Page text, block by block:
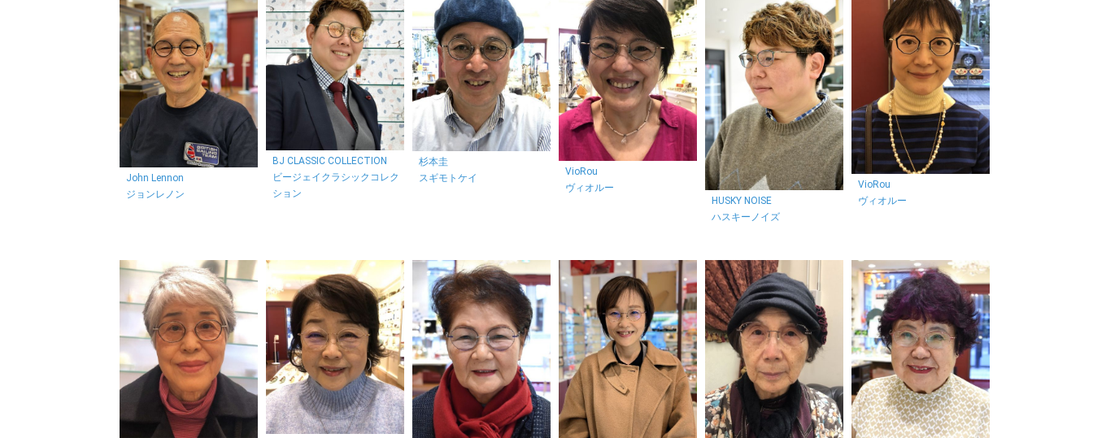
John Lennon
ジョンレノン
BJ CLASSIC COLLECTION
ビージェイクラシックコレク
ション
杉本圭
スギモトケイ
VioRou
ヴィオルー
HUSKY NOISE
ハスキーノイズ
VioRou
ヴィオルー